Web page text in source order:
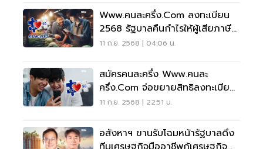
Www.คนละครึ่ง.com ลงทะเบียน
2568 รัฐบาลคืนกำไรให้ผู้เสียภาษี
60:40
11 ก.ย. 2568 | 04:06 น.
สมัครคนละครึ่ง Www.คนละ
ครึ่ง.com จ่อขยายสิทธิลงทะเบียน
อายุ 16 ปี
11 ก.ย. 2568 | 22:51 น.
อสังหาฯ ขานรับโฉมหน้ารัฐบาลดึง